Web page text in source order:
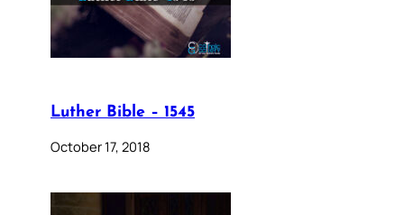
Luther Bible – 1545
October 17, 2018